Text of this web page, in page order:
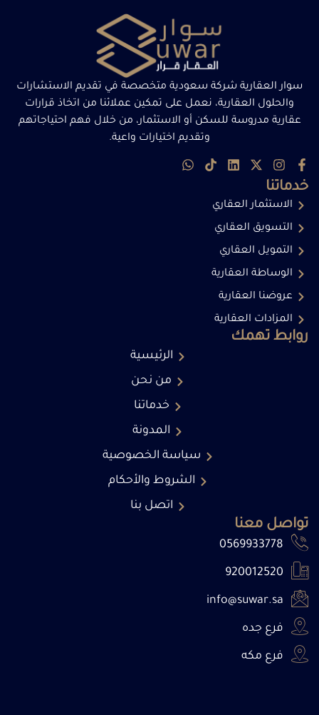
سوار العقارية شركة سعودية متخصصة في تقديم الاستشارات
والحلول العقارية، نعمل على تمكين عملائنا من اتخاذ قرارات
عقارية مدروسة للسكن أو الاستثمار، من خلال فهم احتياجاتهم
وتقديم اختيارات واعية.
روابط تهمك
الرئيسية
من نحن
خدماتنا
المدونة
سياسة الخصوصية
الشروط والأحكام
اتصل بنا
خدماتنا
الاستثمار العقاري
التسويق العقاري
التمويل العقاري
الوساطة العقارية
عروضنا العقارية
المزادات العقارية
تواصل معنا
0569933778
920012520
info@suwar.sa
فرع جده
فرع مكه